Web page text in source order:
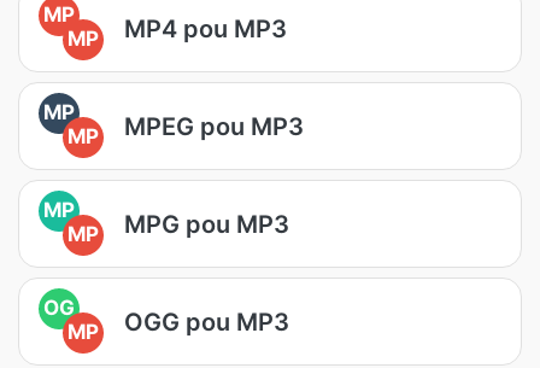
MP
MP
MP4 pou MP3
MP
MP
MPEG pou MP3
MP
MP
MPG pou MP3
OG
MP
OGG pou MP3